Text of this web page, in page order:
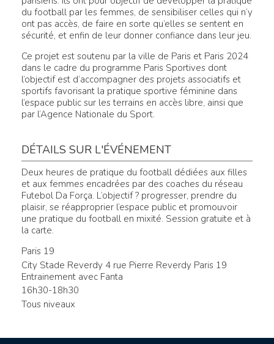
du football par les femmes, de sensibiliser celles qui n’y
ont pas accès, de faire en sorte qu’elles se sentent en
sécurité, et enfin de leur donner confiance dans leur jeu.
Ce projet est soutenu par la ville de Paris et Paris 2024
dans le cadre du programme Paris Sportives dont
l’objectif est d’accompagner des projets associatifs et
sportifs favorisant la pratique sportive féminine dans
l’espace public sur les terrains en accès libre, ainsi que
par l’Agence Nationale du Sport.
DÉTAILS SUR L'ÉVÉNEMENT
Deux heures de pratique du football dédiées aux filles
et aux femmes encadrées par des coaches du réseau
Futebol Da Força. L’objectif ? progresser, prendre du
plaisir, se réapproprier l’espace public et promouvoir
une pratique du football en mixité. Session gratuite et à
la carte.
Paris 19
City Stade Reverdy 4 rue Pierre Reverdy Paris 19
Entrainement avec Fanta
16h30-18h30
Tous niveaux